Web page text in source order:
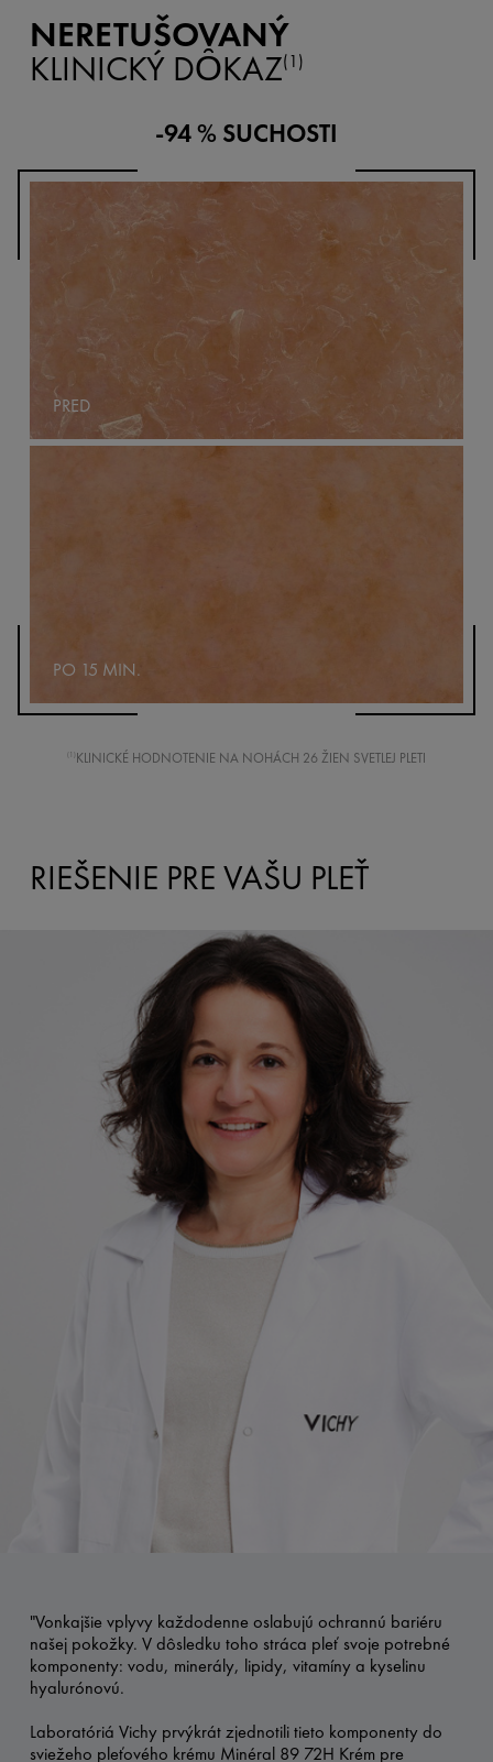
NERETUŠOVANÝ
KLINICKÝ DȎKAZ(1)
-94 % SUCHOSTI
PRED
PO 15 MIN.
KLINICKÉ HODNOTENIE NA NOHÁCH 26 ŽIEN SVETLEJ PLETI
RIEŠENIE PRE VAŠU PLEŤ
"Vonkajšie vplyvy každodenne oslabujú ochrannú bariéru
našej pokožky. V dôsledku toho stráca pleť svoje potrebné
komponenty: vodu, minerály, lipidy, vitamíny a kyselinu
hyalurónovú.
Laboratóriá Vichy prvýkrát zjednotili tieto komponenty do
sviežeho pleťového krému Minéral 89 72H Krém pre